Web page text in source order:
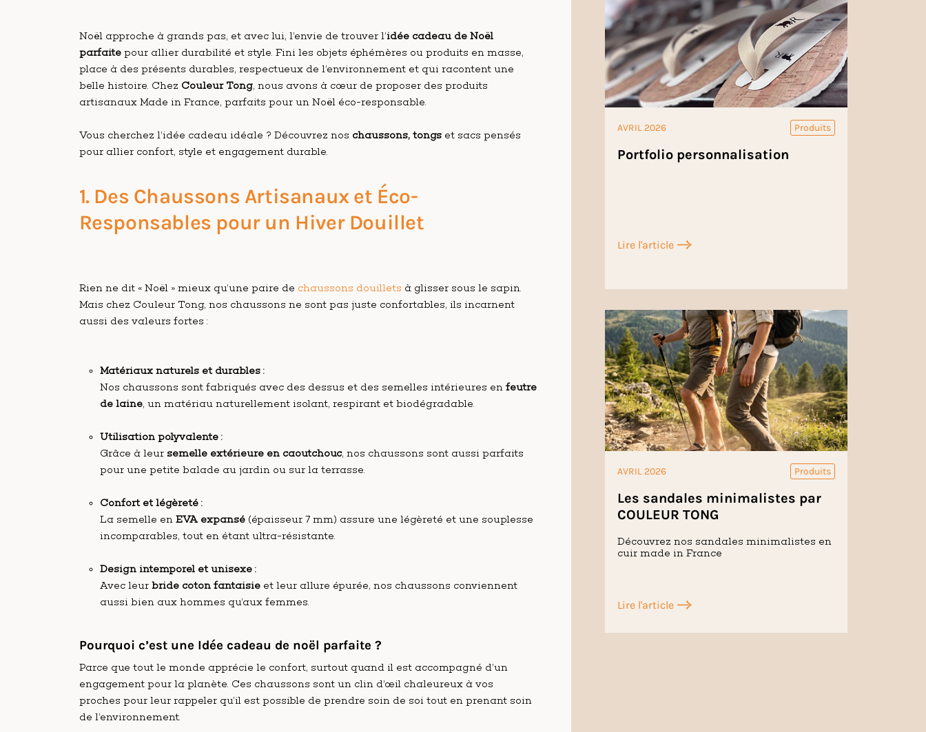
Noël approche à grands pas, et avec lui, l’envie de trouver l’idée cadeau de Noël
parfaitepour allier durabilité et style. Fini les objets éphémères ou produits en masse,
place à des présents durables, respectueux de l’environnement et qui racontent une
belle histoire. Chez Couleur Tong, nous avons à cœur de proposer des produits
artisanaux Made in France, parfaits pour un Noël éco-responsable.
Vous cherchez l’idée cadeau idéale ? Découvrez nos chaussons, tongset sacs pensés
pour allier confort, style et engagement durable.
1. Des Chaussons Artisanaux et Éco-
Responsables pour un Hiver Douillet
Rien ne dit « Noël » mieux qu’une paire de chaussons douillets à glisser sous le sapin.
Mais chez Couleur Tong, nos chaussons ne sont pas juste confortables, ils incarnent
aussi des valeurs fortes :
Matériaux naturels et durables :
Nos chaussons sont fabriqués avec des dessus et des semelles intérieures en feutre
de laine, un matériau naturellement isolant, respirant et biodégradable.
Utilisation polyvalente :
Grâce à leur semelle extérieure en caoutchouc, nos chaussons sont aussi parfaits
pour une petite balade au jardin ou sur la terrasse.
Confort et légèreté :
La semelle en EVA expansé(épaisseur 7 mm) assure une légèreté et une souplesse
incomparables, tout en étant ultra-résistante.
Design intemporel et unisexe :
Avec leur bride coton fantaisieet leur allure épurée, nos chaussons conviennent
aussi bien aux hommes qu’aux femmes.
Pourquoi c’est une Idée cadeau de noël parfaite ?
Parce que tout le monde apprécie le confort, surtout quand il est accompagné d’un
engagement pour la planète. Ces chaussons sont un clin d’œil chaleureux à vos
proches pour leur rappeler qu’il est possible de prendre soin de soi tout en prenant soin
de l’environnement.
AVRIL 2026 Produits
Portfolio personnalisation
Lire l'article
AVRIL 2026 Produits
Les sandales minimalistes par
COULEUR TONG
Découvrez nos sandales minimalistes en
cuir made in France
Lire l'article